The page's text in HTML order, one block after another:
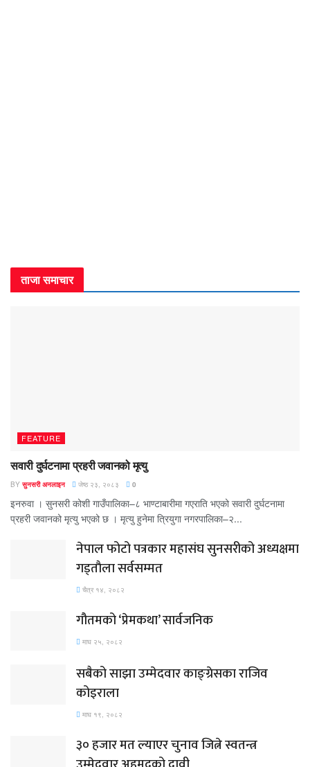
ताजा समाचार
FEATURE
सवारी दुर्घटनामा प्रहरी जवानको मृत्यु
BY सुनसरी अनलाइन जेष्ठ २३, २०८३ 0
इनरुवा । सुनसरी कोशी गाउँपालिका–८ भाण्टाबारीमा गएराति भएको सवारी दुर्घटनामा
प्रहरी जवानको मृत्यु भएको छ । मृत्यु हुनेमा त्रियुगा नगरपालिका–२...
नेपाल फोटो पत्रकार महासंघ सुनसरीको अध्यक्षमा
गड्ताैला सर्वसम्मत
चैत्र १४, २०८२
गौतमको ‘प्रेमकथा’ सार्वजनिक
माघ २५, २०८२
सबैको साझा उम्मेदवार काङ्ग्रेसका राजिव
कोइराला
माघ १९, २०८२
३० हजार मत ल्याएर चुनाव जित्ने स्वतन्त्र